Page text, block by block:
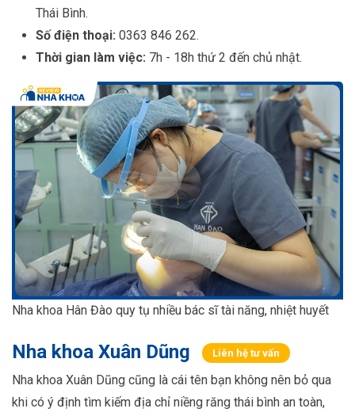
Thái Bình.
Số điện thoại: 0363 846 262.
Thời gian làm việc: 7h - 18h thứ 2 đến chủ nhật.
Nha khoa Hân Đào quy tụ nhiều bác sĩ tài năng, nhiệt huyết
Nha khoa Xuân Dũng Liên hệ tư vấn
Nha khoa Xuân Dũng cũng là cái tên bạn không nên bỏ qua
khi có ý định tìm kiếm địa chỉ niềng răng thái bình an toàn,